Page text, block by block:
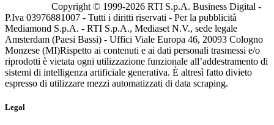
Copyright © 1999-2026 RTI S.p.A. Business Digital -
P.Iva 03976881007 - Tutti i diritti riservati - Per la pubblicità
Mediamond S.p.A. - RTI S.p.A., Mediaset N.V., sede legale
Amsterdam (Paesi Bassi) - Uffici Viale Europa 46, 20093 Cologno
Monzese (MI)Rispetto ai contenuti e ai dati personali trasmessi e/o
riprodotti è vietata ogni utilizzazione funzionale all’addestramento di
sistemi di intelligenza artificiale generativa. È altresì fatto divieto
espresso di utilizzare mezzi automatizzati di data scraping.
Legal